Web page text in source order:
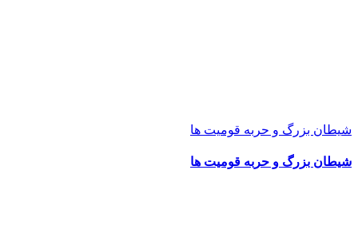
شیطان بزرگ و حربه قومیت ها
شیطان بزرگ و حربه قومیت ها